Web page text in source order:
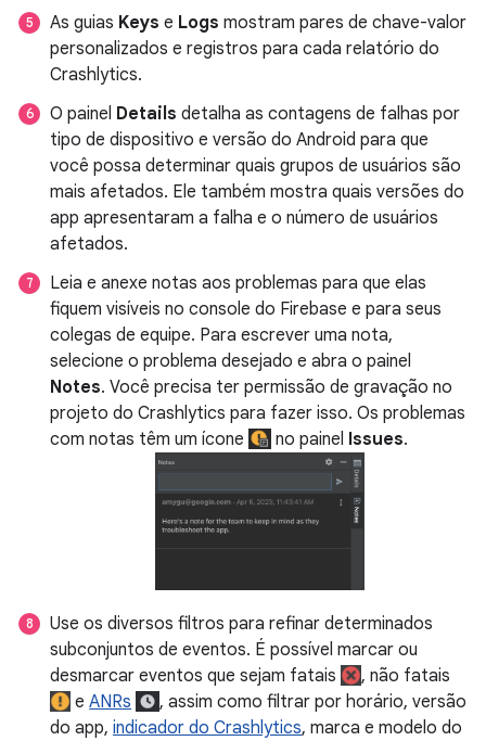
As guias Keys e Logs mostram pares de chave-valor
personalizados e registros para cada relatório do
Crashlytics.
O painel Details detalha as contagens de falhas por
tipo de dispositivo e versão do Android para que
você possa determinar quais grupos de usuários são
mais afetados. Ele também mostra quais versões do
app apresentaram a falha e o número de usuários
afetados.
Leia e anexe notas aos problemas para que elas
fiquem visíveis no console do Firebase e para seus
colegas de equipe. Para escrever uma nota,
selecione o problema desejado e abra o painel
Notes. Você precisa ter permissão de gravação no
projeto do Crashlytics para fazer isso. Os problemas
com notas têm um ícone
no painel Issues.
Use os diversos filtros para refinar determinados
subconjuntos de eventos. É possível marcar ou
desmarcar eventos que sejam fatais
, não fatais
eANRs
, assim como filtrar por horário, versão
do app, indicador do Crashlytics, marca e modelo do